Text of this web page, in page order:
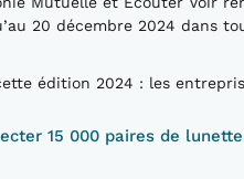
20 décembre 2024 dans
édition 2024 : les
15 000 paires de